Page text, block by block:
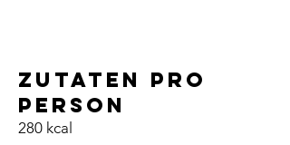
ZUtaten pro
PersoN
280 kcal